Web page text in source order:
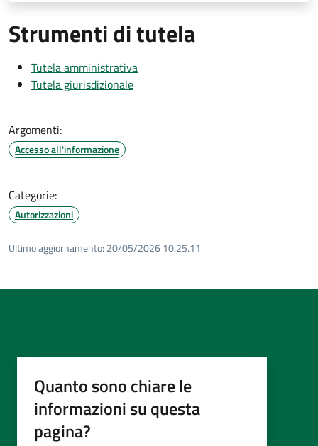
Strumenti di tutela
Tutela amministrativa
Tutela giurisdizionale
Argomenti:
Accesso all'informazione
Categorie:
Autorizzazioni
Ultimo aggiornamento: 20/05/2026 10:25.11
Quanto sono chiare le
informazioni su questa
pagina?